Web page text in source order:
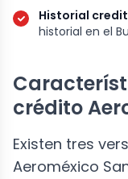
Historial
historial en el
crédito
Existen tres
Aeroméxico